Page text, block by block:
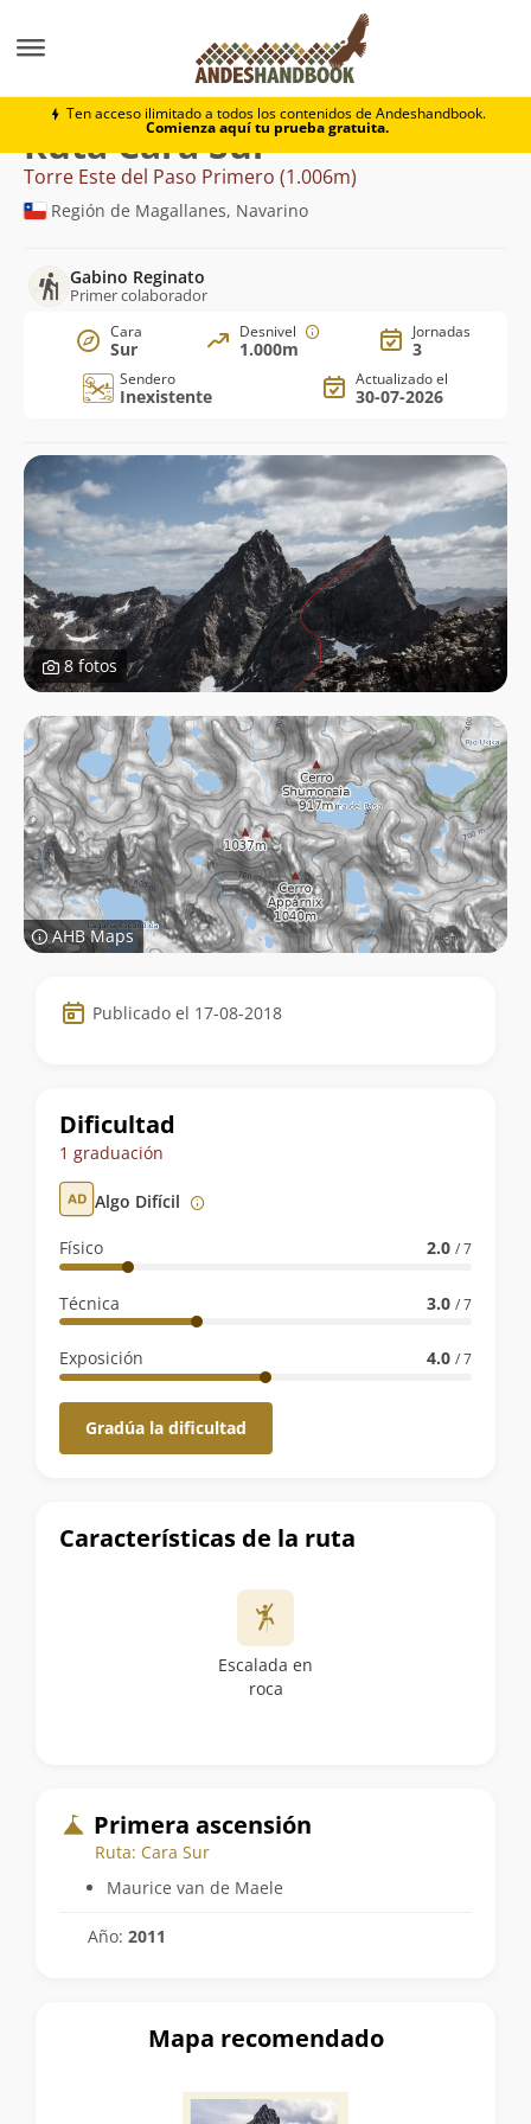
Ten acceso ilimitado a todos los contenidos de Andeshandbook.
Comienza aquí tu prueba gratuita.
Torre Este del Paso Primero
Ruta Cara Sur
Torre Este del Paso Primero (1.006m)
Región de Magallanes, Navarino
Gabino Reginato
Primer colaborador
Cara
Sur
Desnivel
1.000m
Jornadas
3
Sendero
Inexistente
Actualizado el
30-07-2026
8 fotos
AHB Maps
Datos
de
ruta
Publicado el 17-08-2018
Dificultad
1 graduación
Algo Difícil
Físico 2.0 / 7
Técnica 3.0 / 7
Exposición 4.0 / 7
Gradúa la dificultad
Características de la ruta
Escalada en
roca
Primera ascensión
Ruta: Cara Sur
Maurice van de Maele
Año: 2011
Mapa recomendado